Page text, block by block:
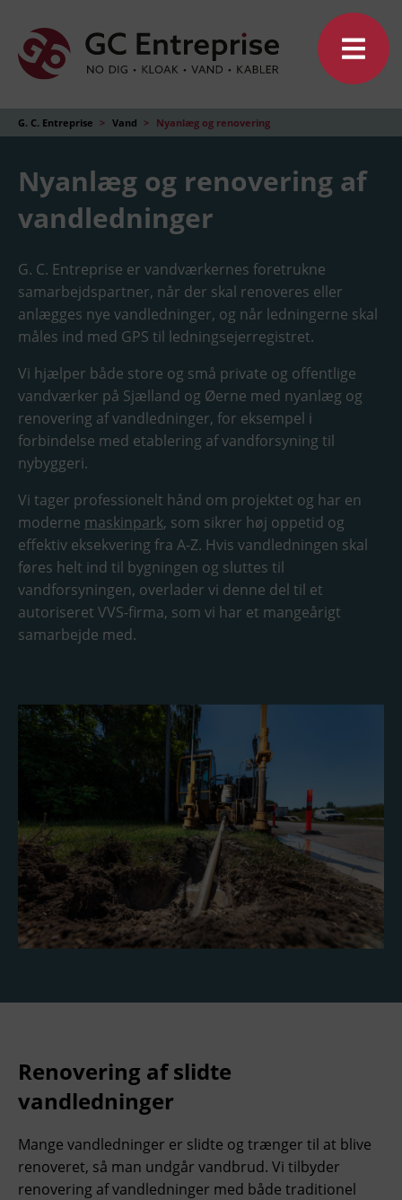
G. C. Entreprise > Vand > Nyanlæg og renovering
Nyanlæg og renovering af
vandledninger
G. C. Entreprise er vandværkernes foretrukne
samarbejdspartner, når der skal renoveres eller
anlægges nye vandledninger, og når ledningerne skal
måles ind med GPS til ledningsejerregistret.
Vi hjælper både store og små private og offentlige
vandværker på Sjælland og Øerne med nyanlæg og
renovering af vandledninger, for eksempel i
forbindelse med etablering af vandforsyning til
nybyggeri.
Vi tager professionelt hånd om projektet og har en
moderne maskinpark, som sikrer høj oppetid og
effektiv eksekvering fra A-Z. Hvis vandledningen skal
føres helt ind til bygningen og sluttes til
vandforsyningen, overlader vi denne del til et
autoriseret VVS-firma, som vi har et mangeårigt
samarbejde med.
Renovering af slidte
vandledninger
Mange vandledninger er slidte og trænger til at blive
renoveret, så man undgår vandbrud. Vi tilbyder
renovering af vandledninger med både traditionel